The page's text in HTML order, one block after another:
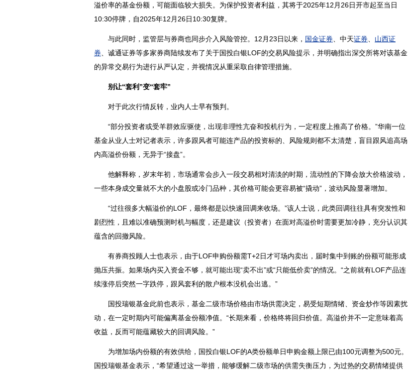
溢价率的基金份额，可能面临较大损失。为保护投资者利益，其将于2025年12月26日开市起至当日
10:30停牌，自2025年12月26日10:30复牌。
与此同时，监管层与券商也同步介入风险管控。12月23日以来， 国金证券 、中天证券
山西证
券 、诚通证券等多家券商陆续发布了关于国投白银LOF的交易风险提示，并明确指出深交所将对该基金
的异常交易行为进行从严认定，并视情况从重采取自律管理措施。
别让“套利”变“套牢”
对于此次行情反转，业内人士早有预判。
“部分投资者或受羊群效应驱使，出现非理性亢奋和投机行为，一定程度上推高了价格。”华南一位
基金从业人士对记者表示，许多跟风者可能连产品的投资标的、风险规则都不太清楚，盲目跟风追高场
内高溢价份额，无异于“接盘”。
他解释称，岁末年初，市场通常会步入一段交易相对清淡的时期，流动性的下降会放大价格波动，
一些本身成交量就不大的小盘股或冷门品种，其价格可能会更容易被“撬动”，波动风险显著增加。
“过往很多大幅溢价的LOF，最终都是以快速回调来收场。”该人士说，此类回调往往具有突发性和
剧烈性，且难以准确预测时机与幅度，还是建议（投资者）在面对高溢价时需要更加冷静，充分认识其
蕴含的回撤风险。
有券商投顾人士也表示，由于LOF申购份额需T+2日才可场内卖出，届时集中到账的份额可能形成
抛压共振。如果场内买入资金不够，就可能出现“卖不出”或“只能低价卖”的情况。“之前就有LOF产品连
续涨停后突然一字跌停，跟风套利的散户根本没机会出逃。”
国投瑞银基金此前也表示，基金二级市场价格由市场供需决定，易受短期情绪、资金炒作等因素扰
动，在一定时期内可能偏离基金份额净值。“长期来看，价格终将回归价值。高溢价并不一定意味着高
收益，反而可能蕴藏较大的回调风险。”
为增加场内份额的有效供给，国投白银LOF的A类份额单日申购金额上限已由100元调整为500元。
国投瑞银基金表示，“希望通过这一举措，能够缓解二级市场的供需失衡压力，为过热的交易情绪提供